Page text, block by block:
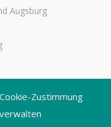
Cookie-Zustimmung
verwalten
Augsburg
augsburg.de